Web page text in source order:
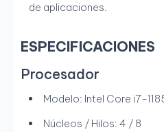
de aplicaciones.
ESPECIFICACIONES
Procesador
Modelo: Intel Core i7-
Núcleos / Hilos: 4 / 8